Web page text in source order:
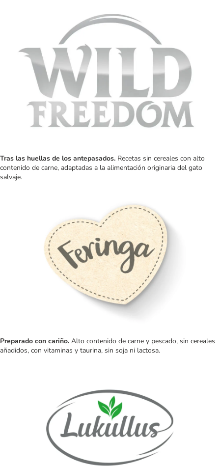
Tras las huellas de los antepasados. Recetas sin cereales con alto
contenido de carne, adaptadas a la alimentación originaria del gato
salvaje.
Preparado con cariño. Alto contenido de carne y pescado, sin cereales
añadidos, con vitaminas y taurina, sin soja ni lactosa.